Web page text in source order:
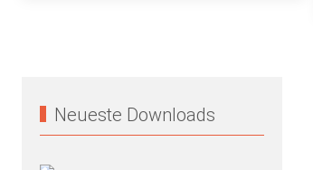
Neueste Downloads